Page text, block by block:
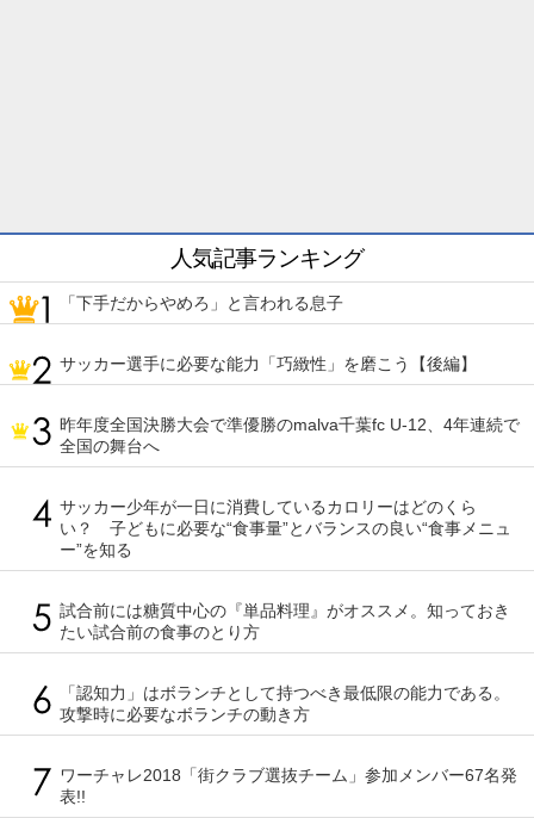
人気記事ランキング
「下手だからやめろ」と言われる息子
サッカー選手に必要な能力「巧緻性」を磨こう【後編】
昨年度全国決勝大会で準優勝のmalva千葉fc U-12、4年連続で
全国の舞台へ
サッカー少年が一日に消費しているカロリーはどのくら
い？ 子どもに必要な“食事量”とバランスの良い“食事メニュ
ー”を知る
試合前には糖質中心の『単品料理』がオススメ。知っておき
たい試合前の食事のとり方
「認知力」はボランチとして持つべき最低限の能力である。
攻撃時に必要なボランチの動き方
ワーチャレ2018「街クラブ選抜チーム」参加メンバー67名発
表!!